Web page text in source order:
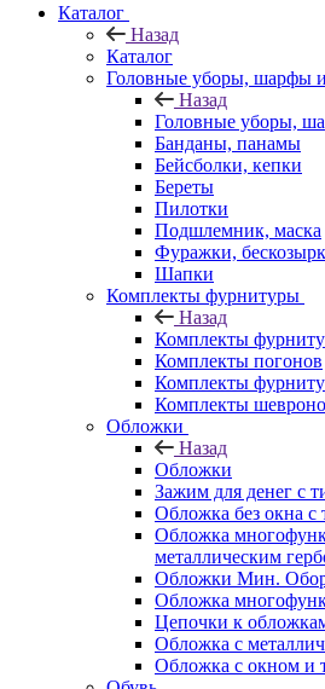
Каталог
Назад
Каталог
Головные уборы, шарфы
Назад
Головные уборы,
Банданы, панамы
Бейсболки, кепки
Береты
Пилотки
Подшлемник, маска
Фуражки,
Шапки
Комплекты фурнитуры
Назад
Комплекты
Комплекты погонов
Комплекты
Комплекты
Обложки
Назад
Обложки
Зажим для денег с
Обложка без окна с
Обложка
металлическим
Обложки Мин.
Обложка
Цепочки к
Обложка с
Обложка с окном и